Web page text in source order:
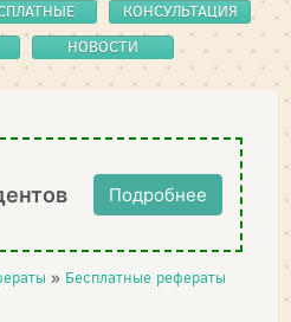
КОНСУЛЬТАЦИЯ
НОВОСТИ
Подробнее
» Бесплатные рефераты